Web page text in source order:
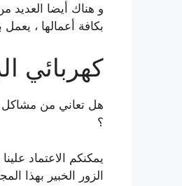
و هناك أيضا العديد
بكافة أعمالها ،
كهربائي
هل تعاني من مشاكل
؟
يمكنكم الاعتماد
الزور الخبير بهذا